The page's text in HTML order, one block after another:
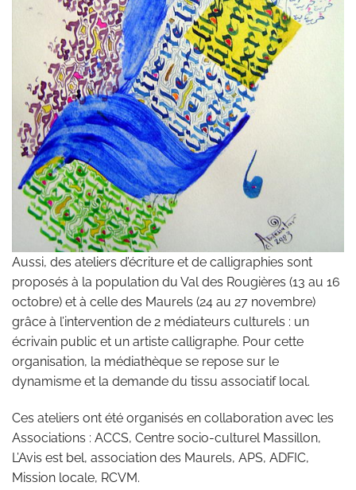
Aussi, des ateliers d’écriture et de calligraphies sont
proposés à la population du Val des Rougières (13 au 16
octobre) et à celle des Maurels (24 au 27 novembre)
grâce à l’intervention de 2 médiateurs culturels : un
écrivain public et un artiste calligraphe. Pour cette
organisation, la médiathèque se repose sur le
dynamisme et la demande du tissu associatif local.
Ces ateliers ont été organisés en collaboration avec les
Associations : ACCS, Centre socio-culturel Massillon,
L’Avis est bel, association des Maurels, APS, ADFIC,
Mission locale, RCVM.